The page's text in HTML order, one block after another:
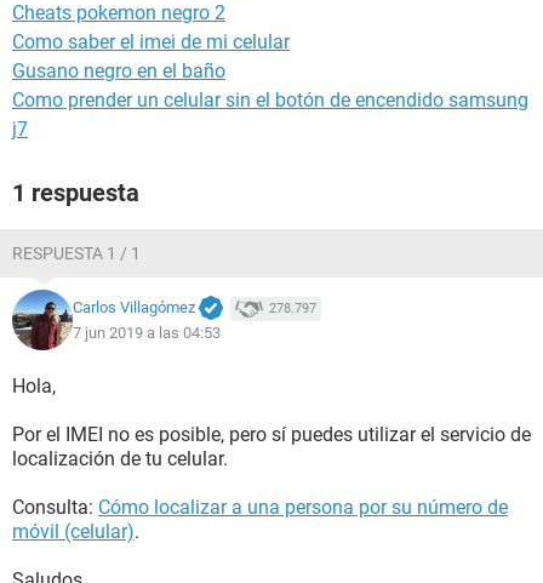
Cheats pokemon negro 2
Como saber el imei de mi celular
Gusano negro en el baño
Como prender un celular sin el botón de encendido samsung
j7
1 respuesta
RESPUESTA 1 / 1
Carlos Villagómez 278.797
7 jun 2019 a las 04:53
Hola,
Por el IMEI no es posible, pero sí puedes utilizar el servicio de
localización de tu celular.
Consulta: Cómo localizar a una persona por su número de
móvil (celular).